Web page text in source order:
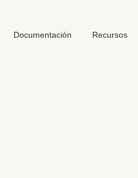
Documentación Recursos